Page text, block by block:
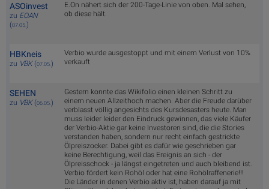
ASOinvest
zu EOAN
(07.05.)
E.On nähert sich der 200-Tage-Linie von oben. Mal sehen,
ob diese hält.
HBKneis
zu VBK(07.05.)
Verbio wurde ausgestoppt und mit einem Verlust von 10%
verkauft
SEHEN
zu VBK(06.05.)
Gestern konnte das Wikifolio einen kleinen Schritt zu
einem neuen Allzeithoch machen. Aber die Freude darüber
verblasst völlig angesichts des Kursdesasters heute. Man
muss leider leider den Eindruck gewinnen, das viele Käufer
der Verbio-Aktie gar keine Investoren sind, die die Stories
verstanden haben, sondern nur recht einfach gestrickte
Ölpreiszocker. Dabei gibt es dafür wie geschrieben gar
keine Berechtigung, weil das Ereignis an sich - der
Ölpreisschock - ja längst eingetreten und auch bleibend ist.
Verbio fördert kein Rohöl oder hat eine Rohölraffenerie!!!
Die Länder in denen Verbio aktiv ist, haben darauf ja mit